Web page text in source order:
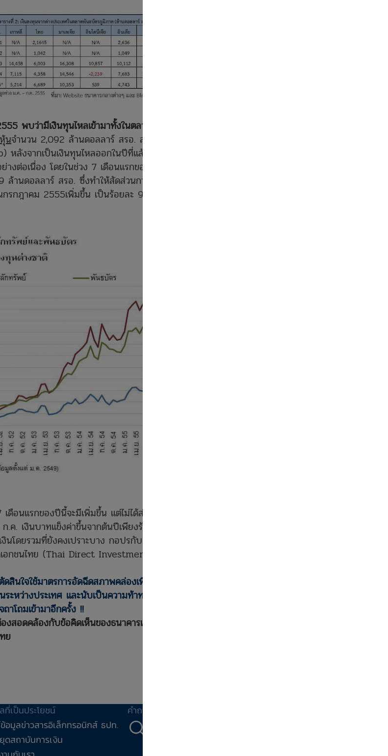
พบว่ามีเงินทุนไหลเข้ามาทั้งในตลาดหุ้น
นจำนวน 2,092 ล้านดอลลาร์ สรอ. ส่วน
ลังจากเป็นเงินทุนไหลออกในปีที่แล้ว
างต่อเนื่อง โดยในช่วง 7 เดือนแรกของปีนี้
านดอลลาร์ สรอ. ซึ่งทำให้สัดส่วนการถือ
กฎาคม 2555เพิ่มขึ้น เป็นร้อยละ 9.58
อนแรกของปีนี้จะมีเพิ่มขึ้น แต่ไม่ได้ส่งผล
. เงินบาทแข็งค่าขึ้นจากต้นปีเพียงร้อยละ
ดยรวมที่ยังคงเปราะบาง กอปรกับแนว
อกชนไทย (Thai Direct Investment) ที่
นใจใช้มาตรการอัดฉีดสภาพคล่องเพิ่มเติม
หว่างประเทศ และนับเป็นความท้าทาย
าโถมเข้ามาอีกครั้ง !!
งสอดคล้องกับข้อคิดเห็นของธนาคารแห่ง
ย
ที่เป็นประโยชน์
อมูลข่าวสารอิเล็กทรอนิกส์ ธปท.
ดสถาบันการเงิน
คำถาม-คำตอบ